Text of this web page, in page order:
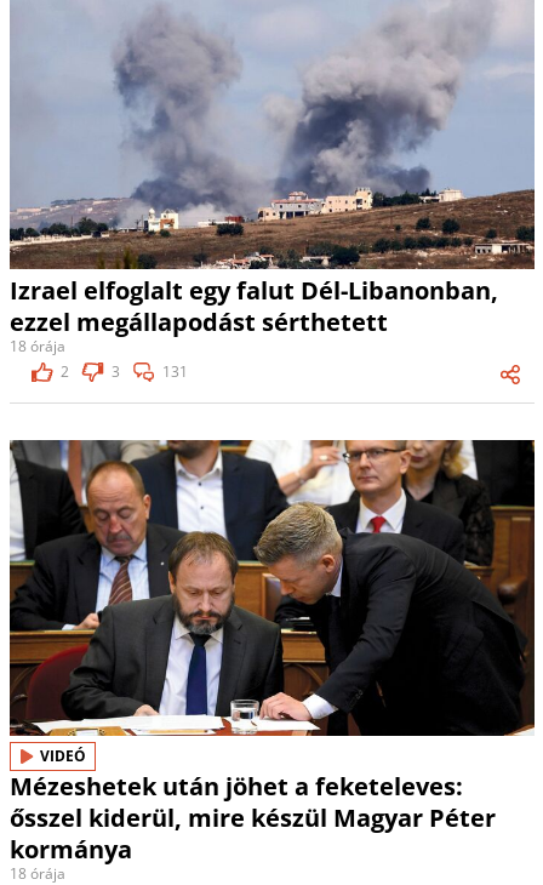
Izrael elfoglalt egy falut Dél-Libanonban,
ezzel megállapodást sérthetett
18 órája
2
3 131
VIDEÓ
Mézeshetek után jöhet a feketeleves:
ősszel kiderül, mire készül Magyar Péter
kormánya
18 órája